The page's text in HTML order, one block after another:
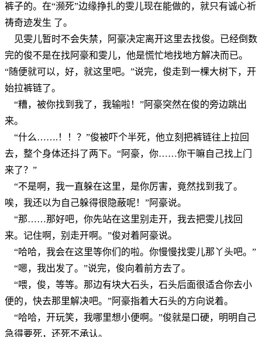
裤子的。在“濒死”边缘挣扎的雯儿现在能做的，就只有诚心祈
祷奇迹发生 了。
见雯儿暂时不会失禁，阿豪决定离开这里去找俊。已经倒数
完的俊不是在找阿豪和雯儿，他是慌忙地找地方解决而已。
“随便就可以，好，就这里吧。”说完，俊走到一棵大树下，开
始拉裤链了。
“糟，被你找到我了，我输啦！”阿豪突然在俊的旁边跳出
来。
“什么…….！！？”俊被吓个半死，他立刻把裤链往上拉回
去，整个身体还抖了两下。“阿豪，你……你干嘛自己找上门
来了？”
“不是啊，我一直躲在这里，是你厉害，竟然找到我了。
唉，我还以为自己躲得很隐蔽呢！”阿豪说。
“那……那好吧，你先站在这里别走开，我去把雯儿找回
来。记住啊，别走开啊。”俊对着阿豪说。
“哈哈，我会在这里等你们的啦。你慢慢找雯儿那丫头吧。”
“嗯，我出发了。”说完，俊向着前方去了。
“喂，俊，等等。那边有块大石头，石头后面很适合你去小
便的，快去那里解决吧。”阿豪指着大石头的方向说着。
“哈哈，开玩笑，我哪里想小便啊。”俊就是口硬，明明自己
急得要死，还死不承认。